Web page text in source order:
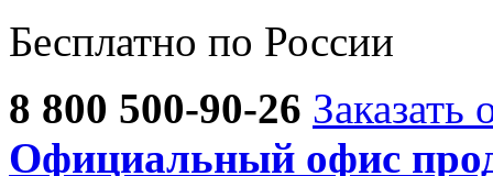
Бесплатно по России
8 800 500-90-26 Заказать
Официальный офис